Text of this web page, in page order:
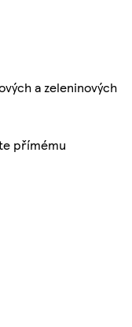
a zeleninových
přímému